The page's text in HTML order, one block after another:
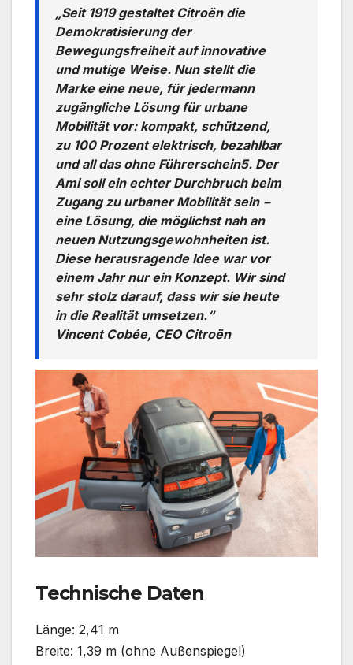
„Seit 1919 gestaltet Citroën die
Demokratisierung der
Bewegungsfreiheit auf innovative
und mutige Weise. Nun stellt die
Marke eine neue, für jedermann
zugängliche Lösung für urbane
Mobilität vor: kompakt, schützend,
zu 100 Prozent elektrisch, bezahlbar
und all das ohne Führerschein5. Der
Ami soll ein echter Durchbruch beim
Zugang zu urbaner Mobilität sein −
eine Lösung, die möglichst nah an
neuen Nutzungsgewohnheiten ist.
Diese herausragende Idee war vor
einem Jahr nur ein Konzept. Wir sind
sehr stolz darauf, dass wir sie heute
in die Realität umsetzen.“
Vincent Cobée, CEO Citroën
Technische Daten
Länge: 2,41 m
Breite: 1,39 m (ohne Außenspiegel)